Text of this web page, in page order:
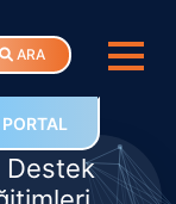
ARA
Destek